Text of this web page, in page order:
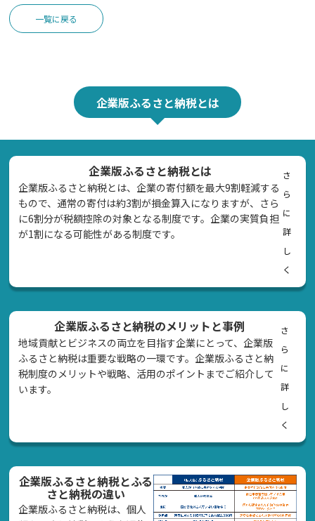
一覧に戻る
企業版ふるさと納税とは
企業版ふるさと納税とは
企業版ふるさと納税とは、企業の寄付額を最大9割軽減する
もので、通常の寄付は約3割が損金算入になりますが、さら
に6割分が税額控除の対象となる制度です。企業の実質負担
が1割になる可能性がある制度です。
さ
ら
に
詳
し
く
企業版ふるさと納税のメリットと事例
地域貢献とビジネスの両立を目指す企業にとって、企業版
ふるさと納税は重要な戦略の一環です。企業版ふるさと納
税制度のメリットや戦略、活用のポイントまでご紹介して
います。
さ
ら
に
詳
し
く
企業版ふるさと納税とふる
さと納税の違い
企業版ふるさと納税は、個人